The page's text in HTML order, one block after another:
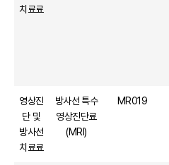
치료료
영상진
단 및
방사선
치료료
방사선 특수
영상진단료
(MRI)
MR019